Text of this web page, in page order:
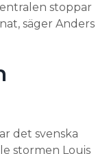
stoppar
säger Anders
det svenska
stormen Louis